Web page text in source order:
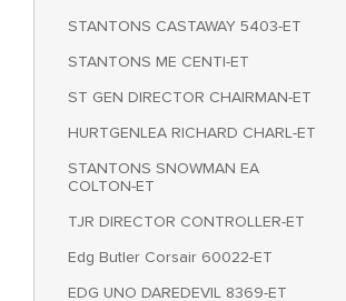
STANTONS CASTAWAY 5403-ET
STANTONS ME CENTI-ET
ST GEN DIRECTOR CHAIRMAN-ET
HURTGENLEA RICHARD CHARL-ET
STANTONS SNOWMAN EA
COLTON-ET
TJR DIRECTOR CONTROLLER-ET
Edg Butler Corsair 60022-ET
EDG UNO DAREDEVIL 8369-ET